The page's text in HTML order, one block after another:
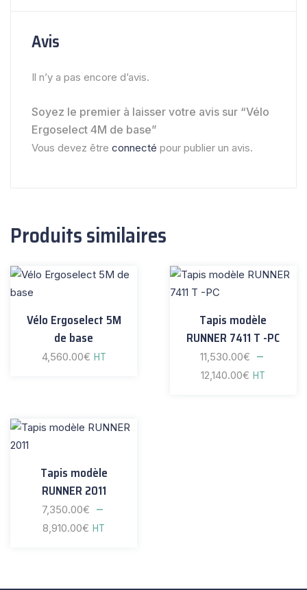
Avis
Il n’y a pas encore d’avis.
Soyez le premier à laisser votre avis sur “Vélo
Ergoselect 4M de base”
Vous devez être connecté pour publier un avis.
Produits similaires
Vélo Ergoselect 5M
de base
4,560.00€ HT
Tapis modèle
RUNNER 7411 T -PC
11,530.00€ –
12,140.00€ HT
Tapis modèle
RUNNER 2011
7,350.00€ –
8,910.00€ HT